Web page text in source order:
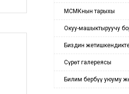
МСМКнын тарыхы
Окуу-машыктыруучу
Биздин
Сүрөт галереясы
Билим бербүү уюуму